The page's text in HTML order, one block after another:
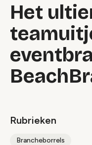
Het
Rubrieken
Brancheborrels